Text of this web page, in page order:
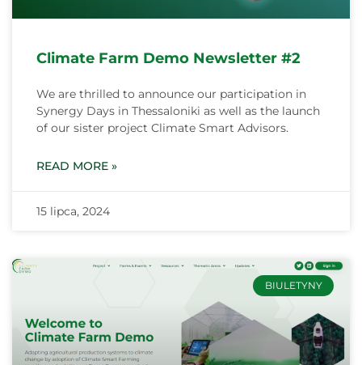
Climate Farm Demo Newsletter #2
We are thrilled to announce our participation in
Synergy Days in Thessaloniki as well as the launch
of our sister project Climate Smart Advisors.
READ MORE »
15 lipca, 2024
BIULETYNY